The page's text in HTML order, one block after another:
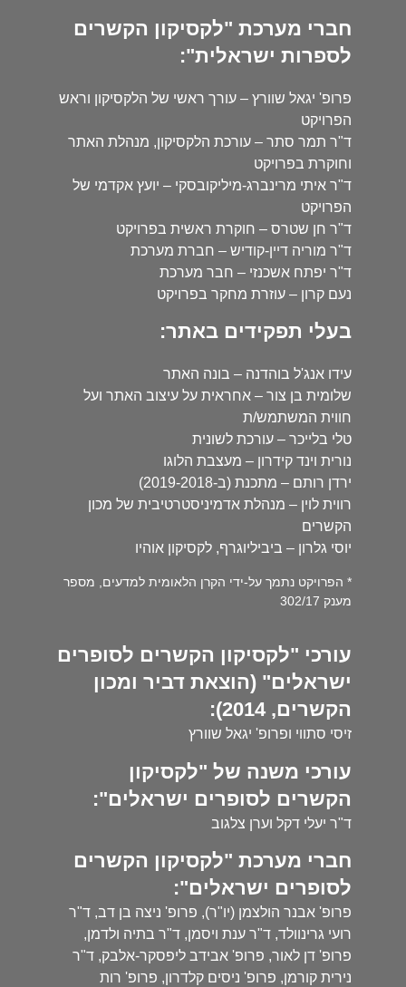
חברי מערכת "לקסיקון הקשרים
לספרות ישראלית":
פרופ' יגאל שוורץ – עורך ראשי של הלקסיקון וראש
הפרויקט
ד"ר תמר סתר – עורכת הלקסיקון, מנהלת האתר
וחוקרת בפרויקט
ד"ר איתי מרינברג-מיליקובסקי – יועץ אקדמי של
הפרויקט
ד"ר חן שטרס – חוקרת ראשית בפרויקט
ד"ר מוריה דיין-קודיש – חברת מערכת
ד"ר יפתח אשכנזי – חבר מערכת
נעם קרון – עוזרת מחקר בפרויקט
בעלי תפקידים באתר:
עידו אנג'ל בוהדנה – בונה האתר
שלומית בן צור – אחראית על עיצוב האתר ועל
חווית המשתמש/ת
טלי בלייכר – עורכת לשונית
נורית וינד קידרון – מעצבת הלוגו
ירדן רותם – מתכנת (ב-2019-2018)
רווית לוין – מנהלת אדמיניסטרטיבית של מכון
הקשרים
יוסי גלרון – ביביליוגרף, לקסיקון אוהיו
* הפרויקט נתמך על-ידי הקרן הלאומית למדעים, מספר
מענק 302/17
עורכי "לקסיקון הקשרים לסופרים
ישראלים" (הוצאת דביר ומכון
הקשרים, 2014):
זיסי סתווי ופרופ' יגאל שוורץ
עורכי משנה של "לקסיקון
הקשרים לסופרים ישראלים":
ד"ר יעלי דקל וערן צלגוב
חברי מערכת "לקסיקון הקשרים
לסופרים ישראלים":
פרופ' אבנר הולצמן (יו"ר), פרופ' ניצה בן דב, ד"ר
רועי גרינוולד, ד"ר ענת ויסמן, ד"ר בתיה ולדמן,
פרופ' דן לאור, פרופ' אבידב ליפסקר-אלבק, ד"ר
נירית קורמן, פרופ' ניסים קלדרון, פרופ' רות